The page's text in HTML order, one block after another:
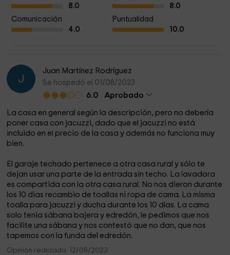
8.0
8.0
Comunicación
4.0
Puntualidad
10.0
J
Juan Martínez Rodríguez
Se hospedó el 01/08/2023
6.0
Aprobado
La casa en general según la descripción, pero no debería
poner casa con jacuzzi, dado que el jacuzzi no está
incluido en el precio de la casa y además no funciona muy
bien.
El garaje techado pertenece a otra casa rural y sólo te
dejan usar una parte de la entrada sin techo. La lavadora
es compartida con la otra casa rural. No nos dieron durante
los 10 dias recambio de toallas ni ropa de cama. La misma
toalla para jacuzzi y ducha durante los 10 días. La cama
solo tenia sábana bajera y edredón, le pedimos que nos
facilite una sábana y nos contestó que no dan, que nos
tapemos con la funda del edredón.
Opinión realizada: 12/08/2023